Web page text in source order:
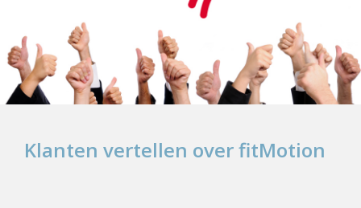
Klanten vertellen over fitMotion